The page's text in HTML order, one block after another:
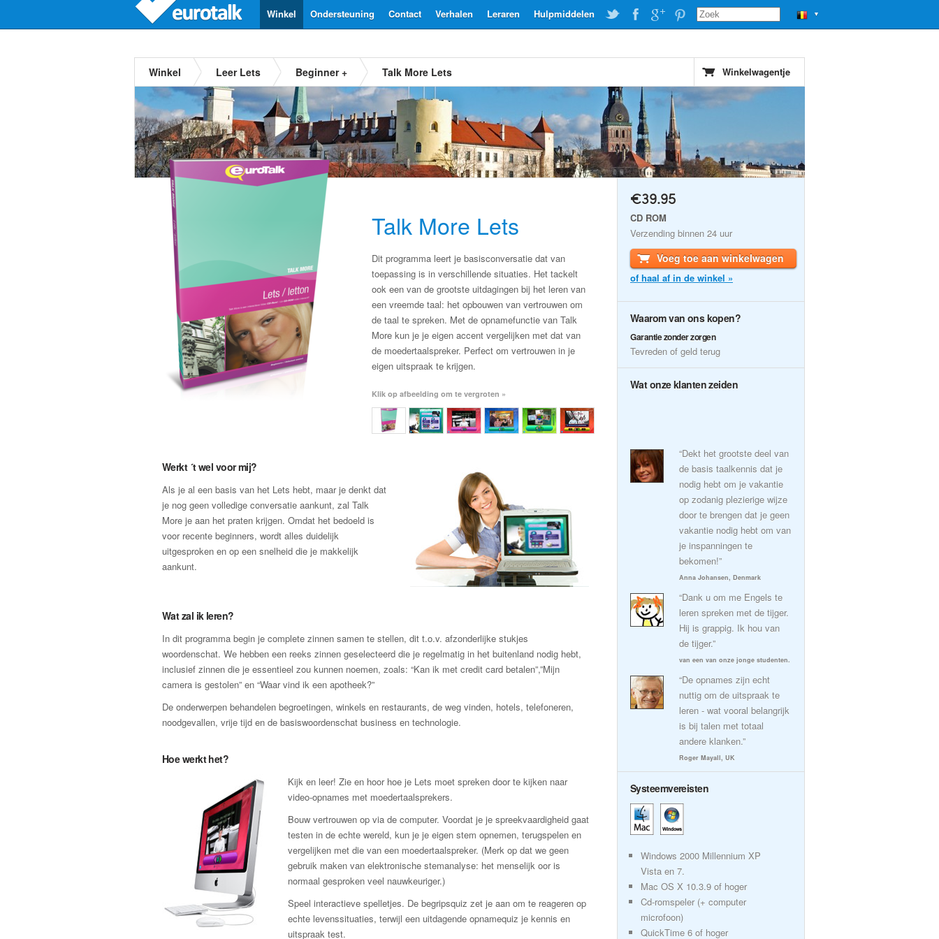
▼
Hulpmiddelen
Leraren
Verhalen
Contact
Ondersteuning
Winkel
Winkel Leer Lets Beginner + Talk More Lets Winkelwagentje
Talk More Lets
Dit programma leert je basisconversatie dat van
toepassing is in verschillende situaties. Het tackelt
ook een van de grootste uitdagingen bij het leren van
een vreemde taal: het opbouwen van vertrouwen om
de taal te spreken. Met de opnamefunctie van Talk
More kun je je eigen accent vergelijken met dat van
de moedertaalspreker. Perfect om vertrouwen in je
eigen uitspraak te krijgen.
Klik op afbeelding om te vergroten »
Werkt ´t wel voor mij?
Als je al een basis van het Lets hebt, maar je denkt dat
je nog geen volledige conversatie aankunt, zal Talk
More je aan het praten krijgen. Omdat het bedoeld is
voor recente beginners, wordt alles duidelijk
uitgesproken en op een snelheid die je makkelijk
aankunt.
Wat zal ik leren?
In dit programma begin je complete zinnen samen te stellen, dit t.o.v. afzonderlijke stukjes
woordenschat. We hebben een reeks zinnen geselecteerd die je regelmatig in het buitenland nodig hebt,
inclusief zinnen die je essentieel zou kunnen noemen, zoals: “Kan ik met credit card betalen”,”Mijn
camera is gestolen” en “Waar vind ik een apotheek?”
De onderwerpen behandelen begroetingen, winkels en restaurants, de weg vinden, hotels, telefoneren,
noodgevallen, vrije tijd en de basiswoordenschat business en technologie.
Hoe werkt het?
Kijk en leer! Zie en hoor hoe je Lets moet spreken door te kijken naar
video-opnames met moedertaalsprekers.
Bouw vertrouwen op via de computer. Voordat je je spreekvaardigheid gaat
testen in de echte wereld, kun je je eigen stem opnemen, terugspelen en
vergelijken met die van een moedertaalspreker. (Merk op dat we geen
gebruik maken van elektronische stemanalyse: het menselijk oor is
normaal gesproken veel nauwkeuriger.)
Speel interactieve spelletjes. De begripsquiz zet je aan om te reageren op
echte levenssituaties, terwijl een uitdagende opnamequiz je kennis en
uitspraak test.
€39.95
CD ROM
Verzending binnen 24 uur
Voeg toe aan winkelwagen
of haal af in de winkel »
Waarom van ons kopen?
Garantie zonder zorgen
Tevreden of geld terug
Wat onze klanten zeiden
“Dekt het grootste deel van
de basis taalkennis dat je
nodig hebt om je vakantie
op zodanig plezierige wijze
door te brengen dat je geen
vakantie nodig hebt om van
je inspanningen te
bekomen!”
Anna Johansen, Denmark
“Dank u om me Engels te
leren spreken met de tijger.
Hij is grappig. Ik hou van
de tijger.”
van een van onze jonge studenten.
“De opnames zijn echt
nuttig om de uitspraak te
leren - wat vooral belangrijk
is bij talen met totaal
andere klanken.”
Roger Mayall, UK
Systeemvereisten
Windows 2000 Millennium XP
Vista en 7.
Mac OS X 10.3.9 of hoger
Cd-romspeler (+ computer
microfoon)
QuickTime 6 of hoger